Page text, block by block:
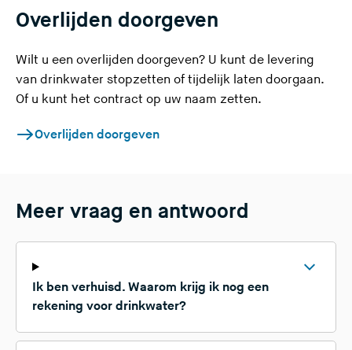
Overlijden doorgeven
Wilt u een overlijden doorgeven? U kunt de levering
van drinkwater stopzetten of tijdelijk laten doorgaan.
Of u kunt het contract op uw naam zetten.
Overlijden doorgeven
Meer vraag en antwoord
Ik ben verhuisd. Waarom krijg ik nog een
rekening voor drinkwater?